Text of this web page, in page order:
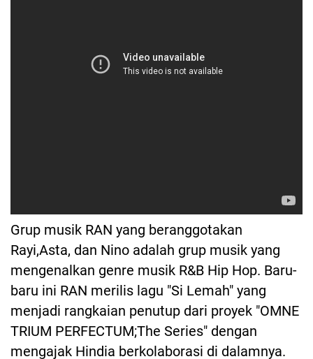
Grup musik RAN yang beranggotakan
Rayi,Asta, dan Nino adalah grup musik yang
mengenalkan genre musik R&B Hip Hop. Baru-
baru ini RAN merilis lagu "Si Lemah" yang
menjadi rangkaian penutup dari proyek "OMNE
TRIUM PERFECTUM;The Series" dengan
mengajak Hindia berkolaborasi di dalamnya.